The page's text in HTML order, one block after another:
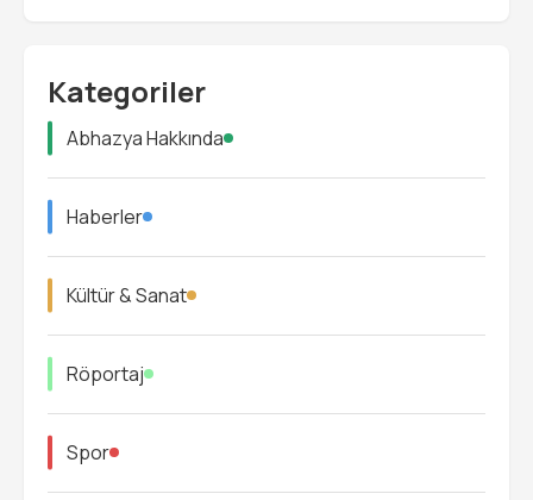
Kategoriler
Abhazya Hakkında
Haberler
Kültür & Sanat
Röportaj
Spor